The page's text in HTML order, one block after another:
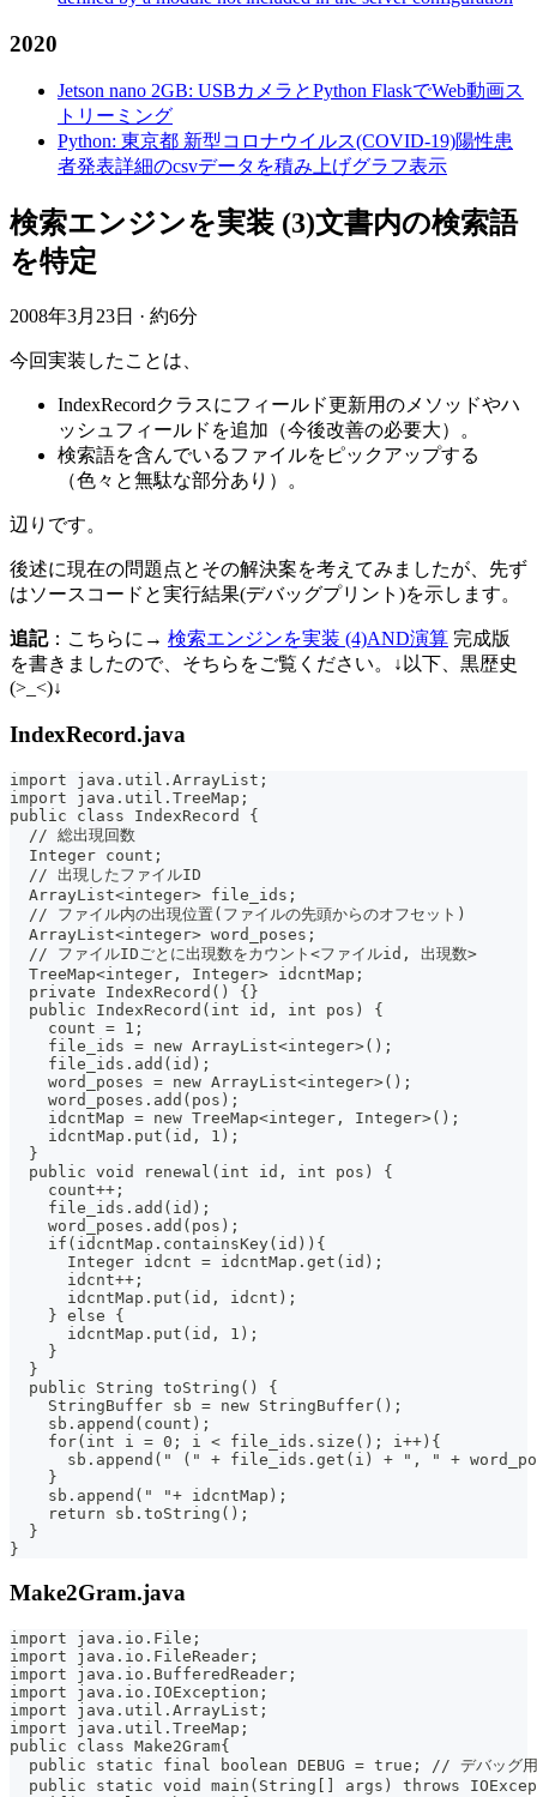
2020
Jetson nano 2GB: USBカメラとPython FlaskでWeb動画ス
トリーミング
Python: 東京都 新型コロナウイルス(COVID-19)陽性患
者発表詳細のcsvデータを積み上げグラフ表示
検索エンジンを実装 (3)文書内の検索語
を特定
2008年3月23日 · 約6分
今回実装したことは、
IndexRecordクラスにフィールド更新用のメソッドやハ
ッシュフィールドを追加（今後改善の必要大）。
検索語を含んでいるファイルをピックアップする
（色々と無駄な部分あり）。
辺りです。
後述に現在の問題点とその解決案を考えてみましたが、先ず
はソースコードと実行結果(デバッグプリント)を示します。
追記：こちらに→ 検索エンジンを実装 (4)AND演算 完成版
を書きましたので、そちらをご覧ください。↓以下、黒歴史
(>_<)↓
IndexRecord.java
import java.util.ArrayList;
import java.util.TreeMap;
public class IndexRecord {
  // 総出現回数
  Integer count;
  // 出現したファイルID
  ArrayList<integer> file_ids;
  // ファイル内の出現位置(ファイルの先頭からのオフセット)
  ArrayList<integer> word_poses;
  // ファイルIDごとに出現数をカウント<ファイルid, 出現数>
  TreeMap<integer, Integer> idcntMap;
  private IndexRecord() {}
  public IndexRecord(int id, int pos) {
    count = 1;
    file_ids = new ArrayList<integer>();
    file_ids.add(id);
    word_poses = new ArrayList<integer>();
    word_poses.add(pos);
    idcntMap = new TreeMap<integer, Integer>();
    idcntMap.put(id, 1);
  }
  public void renewal(int id, int pos) {
    count++;
    file_ids.add(id);
    word_poses.add(pos);
    if(idcntMap.containsKey(id)){
      Integer idcnt = idcntMap.get(id);
      idcnt++;
      idcntMap.put(id, idcnt);
    } else {
      idcntMap.put(id, 1);
    }
  }
  public String toString() {
    StringBuffer sb = new StringBuffer();
    sb.append(count);
    for(int i = 0; i < file_ids.size(); i++){
sb.append(" (" + file_ids.get(i) + ", " +
    }
    sb.append(" "+ idcntMap);
    return sb.toString();
  }
}
Make2Gram.java
import java.io.File;
import java.io.FileReader;
import java.io.BufferedReader;
import java.io.IOException;
import java.util.ArrayList;
import java.util.TreeMap;
public class Make2Gram{
public static final boolean DEBUG = true; // デバッグ用
public static void main(String[] args) throws